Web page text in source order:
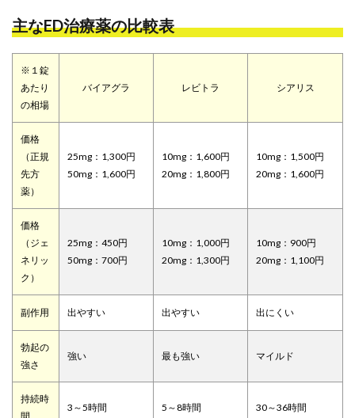
主なED治療薬の比較表
※１錠
あたり
の相場
バイアグラ レビトラ シアリス
価格
（正規
先方
薬）
25mg：1,300円
50mg：1,600円
10mg：1,600円
20mg：1,800円
10mg：1,500円
20mg：1,600円
価格
（ジェ
ネリッ
ク）
25mg：450円
50mg：700円
10mg：1,000円
20mg：1,300円
10mg：900円
20mg：1,100円
副作用 出やすい 出やすい 出にくい
勃起の
強さ
強い 最も強い マイルド
持続時
3～5時間 5～8時間 30～36時間